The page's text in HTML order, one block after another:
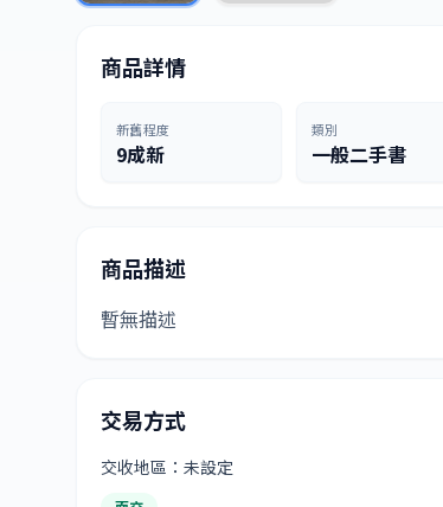
商品詳情
新舊程度
9成新
類別
一般二手書
商品描述
暫無描述
交易方式
交收地區：未設定